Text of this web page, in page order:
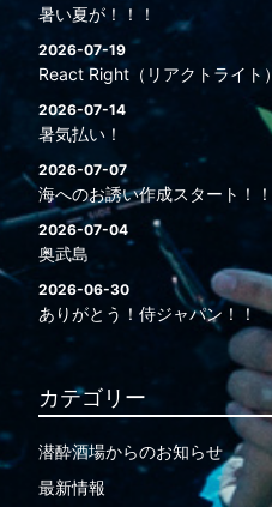
暑い夏が！！！
2026-07-19
React Right（リアクトライト）
2026-07-14
暑気払い！
2026-07-07
海へのお誘い作成スタート！！
2026-07-04
奥武島
2026-06-30
ありがとう！侍ジャパン！！
カテゴリー
潜酔酒場からのお知らせ
最新情報